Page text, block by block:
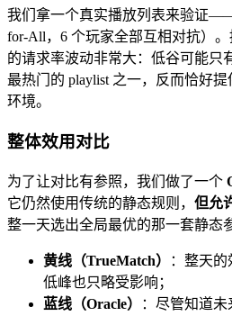
我们拿一个真实播放列表来验证
for-All，6 个玩家全部互相对抗）
的请求率波动非常大：低谷可能只
最热门的 playlist 之一，反而恰好
环境。
整体效用对比
为了让对比有参照，我们做了一个
它仍然使用传统的静态规则， 但允
整一天选出全局最优的那一套静态
黄线（TrueMatch）
：整天
低峰也只略受影响；
蓝线（Oracle）
：尽管知道